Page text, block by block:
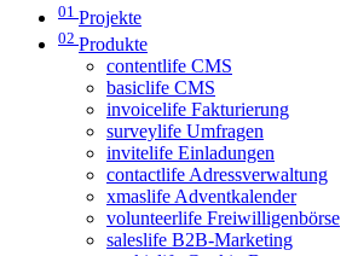
01 Projekte
02 Produkte
contentlife CMS
basiclife CMS
invoicelife Fakturierung
surveylife Umfragen
invitelife Einladungen
contactlife Adressverwaltung
xmaslife Adventkalender
volunteerlife Freiwilligenbörse
saleslife B2B-Marketing